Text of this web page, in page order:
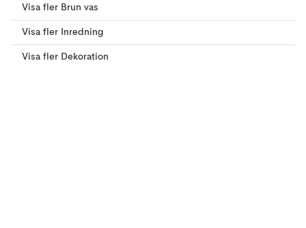
Visa fler Brun vas
Visa fler Inredning
Visa fler Dekoration